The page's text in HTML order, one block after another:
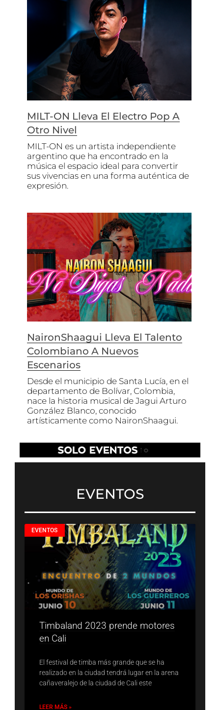
MILT-ON Lleva El Electro Pop A
Otro Nivel
MILT-ON es un artista independiente
argentino que ha encontrado en la
música el espacio ideal para convertir
sus vivencias en una forma auténtica de
expresión.
NaironShaagui Lleva El Talento
Colombiano A Nuevos
Escenarios
Desde el municipio de Santa Lucía, en el
departamento de Bolívar, Colombia,
nace la historia musical de Jagui Arturo
González Blanco, conocido
artísticamente como NaironShaagui.
EVENTOS
EVENTOS
Timbaland 2023 prende motores
en Cali
El festival de timba más grande que se ha
realizado en la ciudad tendrá lugar en la arena
cañaveralejo de la ciudad de Cali este
LEER MÁS »